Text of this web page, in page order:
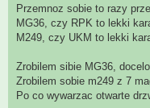
Przemnoz sobie to razy
MG36, czy RPK to lekki
M249, czy UKM to lekki
Zrobilem sibie MG36,
Zrobilem sobie m249 z 7
Po co wywarzac otwarte